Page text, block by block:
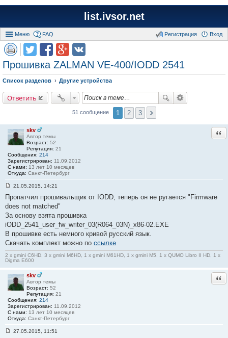
list.ivsor.net
Меню FAQ Вход
Регистрация
Прошивка ZALMAN VE-400/IODD 2541
Список разделов Другие устройства
Ответить
51 сообщение 1 2 3
skv
Автор темы
Возраст: 52
Репутация: 21
Сообщения: 214
Зарегистрирован: 11.09.2012
С нами: 13 лет 10 месяцев
Откуда: Санкт-Петербург
о
б
щ
е
н
и
#
1
21.05.2015, 14:21
Пропатчил прошивальщик от IODD, теперь он не ругается "Firmware
does not matched"
За основу взята прошивка
iODD_2541_user_fw_writer_03(R064_03N)_x86-02.EXE
В прошивке есть немного кривой русский язык.
Скачать комплект можно по ссылке
2 x gmini C6HD, 3 x gmini M6HD, 1 x gmini M61HD, 1 x gmini M5, 1 x QUMO Libro II HD, 1 x
Digma E600
skv
Автор темы
Возраст: 52
Репутация: 21
Сообщения: 214
Зарегистрирован: 11.09.2012
С нами: 13 лет 10 месяцев
Откуда: Санкт-Петербург
27.05.2015, 11:51